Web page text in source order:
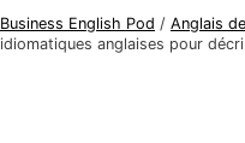
Business English Pod / Anglais
idiomatiques anglaises pour
n
r